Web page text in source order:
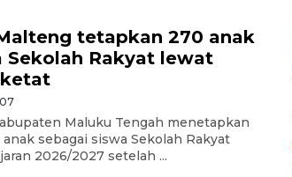
tetapkan 270 anak
Sekolah Rakyat lewat
Maluku Tengah menetapkan
sebagai siswa Sekolah Rakyat
2026/2027 setelah ...
Pasar Higienis
5 Mei 2026 05:32